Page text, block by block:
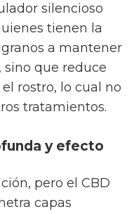
silencioso
tienen la
a mantener
sino que reduce
rostro, lo cual no
tratamientos.
y efecto
pero el CBD
capas